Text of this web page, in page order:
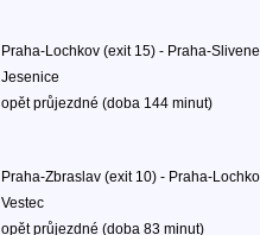
Praha-Lochkov (exit 15) - Praha-
Jesenice
opět průjezdné (doba 144 minut)
Praha-Zbraslav (exit 10) - Praha-
Vestec
opět průjezdné (doba 83 minut)